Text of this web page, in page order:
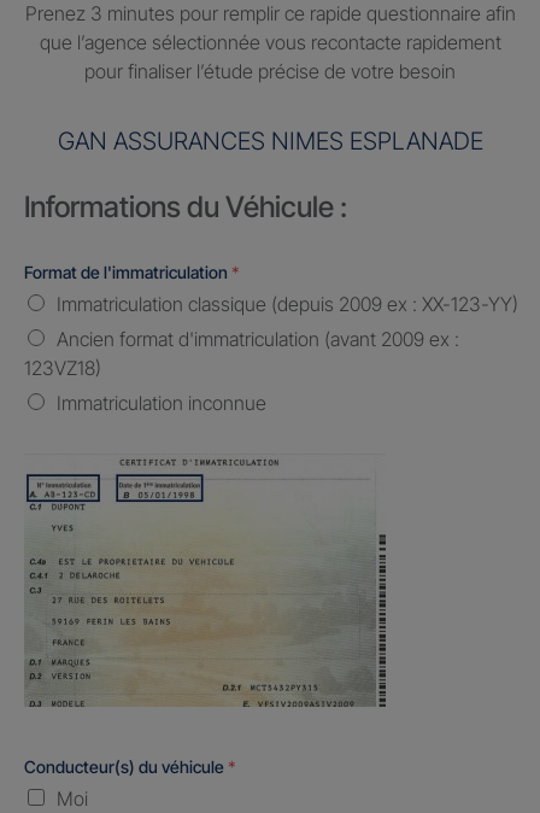
Prenez 3 minutes pour remplir ce rapide questionnaire afin
que l’agence sélectionnée vous recontacte rapidement
pour finaliser l’étude précise de votre besoin
GAN ASSURANCES NIMES ESPLANADE
Informations du Véhicule :
Format de l'immatriculation *
Immatriculation classique (depuis 2009 ex : XX-123-YY)
Ancien format d'immatriculation (avant 2009 ex :
123VZ18)
Immatriculation inconnue
Conducteur(s) du véhicule *
Moi